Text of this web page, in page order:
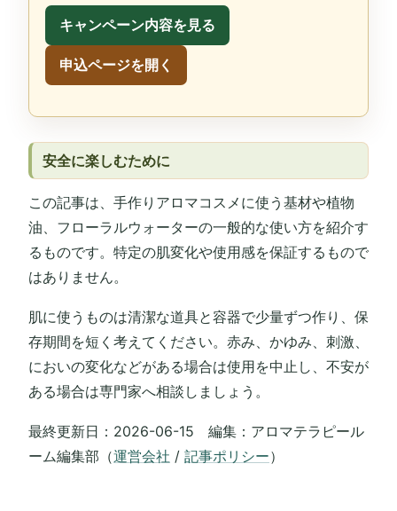
キャンペーン内容を見る
申込ページを開く
安全に楽しむために
この記事は、手作りアロマコスメに使う基材や植物
油、フローラルウォーターの一般的な使い方を紹介す
るものです。特定の肌変化や使用感を保証するもので
はありません。
肌に使うものは清潔な道具と容器で少量ずつ作り、保
存期間を短く考えてください。赤み、かゆみ、刺激、
においの変化などがある場合は使用を中止し、不安が
ある場合は専門家へ相談しましょう。
最終更新日：2026-06-15 編集：アロマテラピール
ーム編集部（運営会社 / 記事ポリシー）